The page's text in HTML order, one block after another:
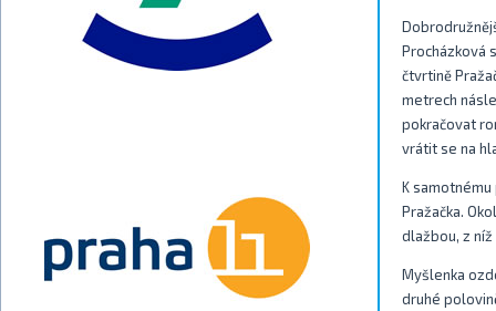
Procházková
čtvrtině
metrech
pokračovat
vrátit se na
K
Pražačka.
dlažbou, z
Myšlenka
druhé